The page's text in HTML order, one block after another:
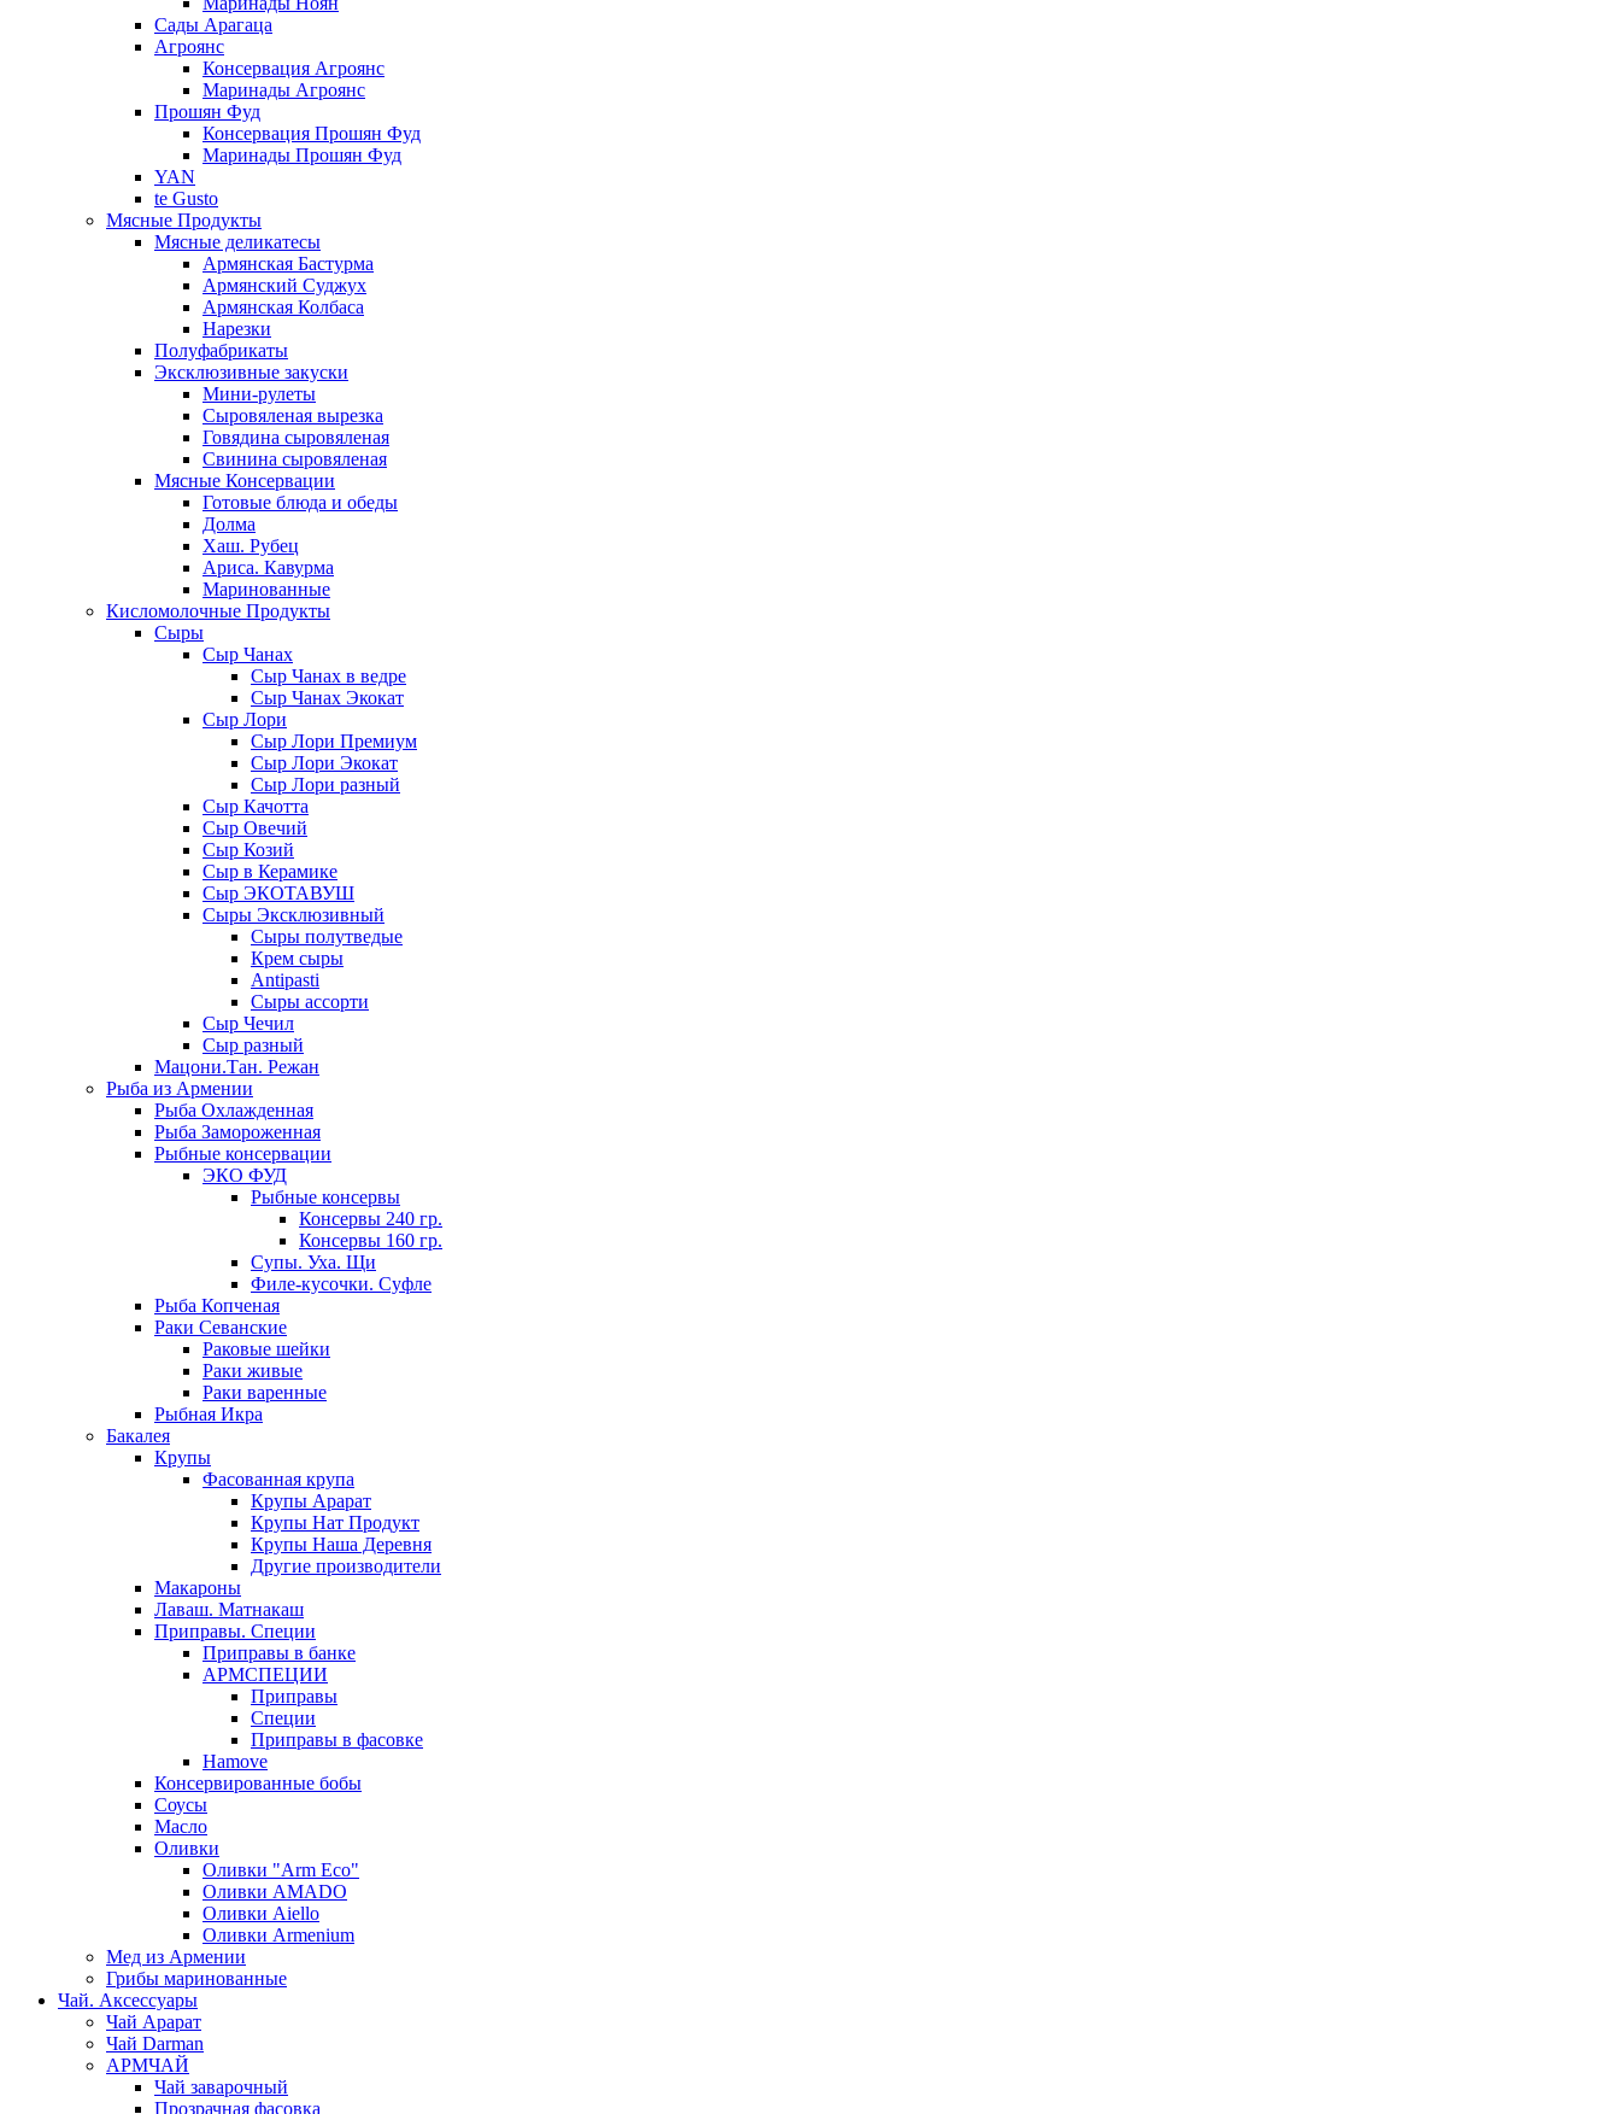
Сады Арагаца
Агроянс
Консервация Агроянс
Маринады Агроянс
Прошян Фуд
Консервация Прошян Фуд
Маринады Прошян Фуд
YAN
te Gusto
Мясные Продукты
Мясные деликатесы
Армянская Бастурма
Армянский Суджух
Армянская Колбаса
Нарезки
Полуфабрикаты
Эксклюзивные закуски
Мини-рулеты
Сыровяленая вырезка
Говядина сыровяленая
Свинина сыровяленая
Мясные Консервации
Готовые блюда и обеды
Долма
Хаш. Рубец
Ариса. Кавурма
Маринованные
Кисломолочные Продукты
Сыры
Сыр Чанах
Сыр Чанах в ведре
Сыр Чанах Экокат
Сыр Лори
Сыр Лори Премиум
Сыр Лори Экокат
Сыр Лори разный
Сыр Качотта
Сыр Овечий
Сыр Козий
Сыр в Керамике
Сыр ЭКОТАВУШ
Сыры Эксклюзивный
Сыры полутведые
Крем сыры
Antipasti
Сыры ассорти
Сыр Чечил
Сыр разный
Мацони.Тан. Режан
Рыба из Армении
Рыба Охлажденная
Рыба Замороженная
Рыбные консервации
ЭКО ФУД
Рыбные консервы
Консервы 240 гр.
Консервы 160 гр.
Супы. Уха. Щи
Филе-кусочки. Суфле
Рыба Копченая
Раки Севанские
Раковые шейки
Раки живые
Раки варенные
Рыбная Икра
Бакалея
Крупы
Фасованная крупа
Крупы Арарат
Крупы Нат Продукт
Крупы Наша Деревня
Другие производители
Макароны
Лаваш. Матнакаш
Приправы. Специи
Приправы в банке
АРМСПЕЦИИ
Приправы
Специи
Приправы в фасовке
Hamove
Консервированные бобы
Соусы
Масло
Оливки
Оливки "Arm Eco"
Оливки AMADO
Оливки Aiello
Оливки Armenium
Мед из Армении
Грибы маринованные
Чай. Аксессуары
Чай Арарат
Чай Darman
АРМЧАЙ
Чай заварочный
Прозрачная фасовка